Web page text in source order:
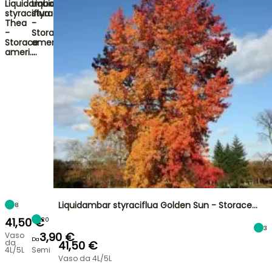
Liquidambar
styraciflua
Thea
-
Storace
ameri…
8
41,50 €
Vaso
da
4L/5L
Liquidambar
styraciflua
-
Storace
americano
…
20
Da3,90 €
Semi
Liquidambar styraciflua Golden Sun - Storace…
3
41,50 €
Vaso da 4L/5L